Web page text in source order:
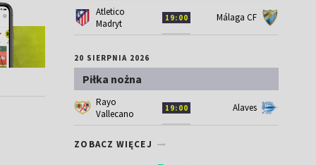
Atletico
Madryt
19:00 Málaga CF
20 SIERPNIA 2026
Piłka nożna
Rayo
Vallecano
19:00 Alaves
ZOBACZ WIĘCEJ